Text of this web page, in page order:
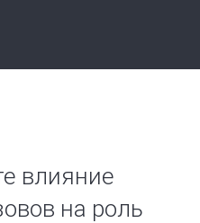
влияние
на роль